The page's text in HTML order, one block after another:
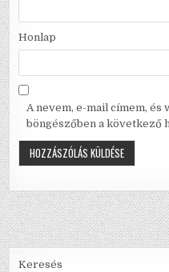
Honlap
A nevem, e-mail címem, és
böngészőben a következő
Keresés